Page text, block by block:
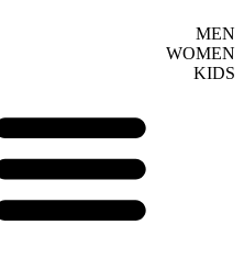
MEN
WOMEN
KIDS